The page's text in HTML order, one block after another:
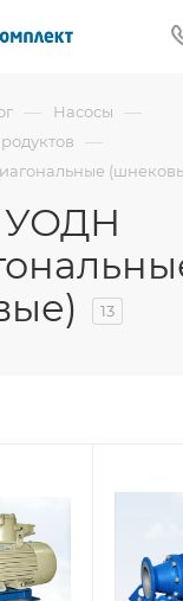
— Насосы —
—
УОДН
13